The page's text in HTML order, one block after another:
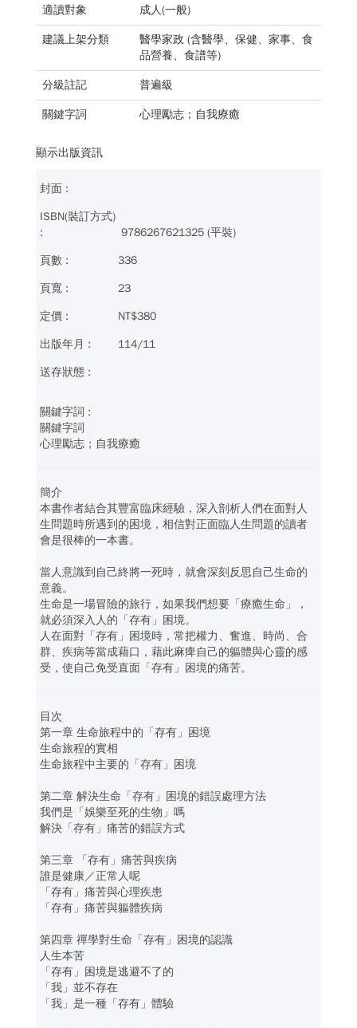
適讀對象 成人(一般)
建議上架分類
醫學家政 (含醫學、保健、家事、食
品營養、食譜等)
分級註記 普遍級
關鍵字詞 心理勵志；自我療癒
顯示出版資訊
9786267621325 (平裝)
336
23
NT$380
114/11
關鍵字詞
心理勵志；自我療癒
簡介
本書作者結合其豐富臨床經驗，深入剖析人們在面對人
生問題時所遇到的困境，相信對正面臨人生問題的讀者
會是很棒的一本書。
當人意識到自己終將一死時，就會深刻反思自己生命的
意義。
生命是一場冒險的旅行，如果我們想要「療癒生命」，
就必須深入人的「存有」困境。
人在面對「存有」困境時，常把權力、奮進、時尚、合
群、疾病等當成藉口，藉此麻痺自己的軀體與心靈的感
受，使自己免受直面「存有」困境的痛苦。
目次
第一章 生命旅程中的「存有」困境
生命旅程的實相
生命旅程中主要的「存有」困境
第二章 解決生命「存有」困境的錯誤處理方法
我們是「娛樂至死的生物」嗎
解決「存有」痛苦的錯誤方式
第三章 「存有」痛苦與疾病
誰是健康／正常人呢
「存有」痛苦與心理疾患
「存有」痛苦與軀體疾病
第四章 禪學對生命「存有」困境的認識
人生本苦
「存有」困境是逃避不了的
「我」並不存在
「我」是一種「存有」體驗